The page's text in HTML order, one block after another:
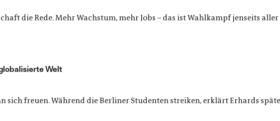
die Rede. Mehr Wachstum, mehr Jobs – das ist Wahlkampf jenseits
Welt
freuen. Während die Berliner Studenten streiken, erklärt Erhards